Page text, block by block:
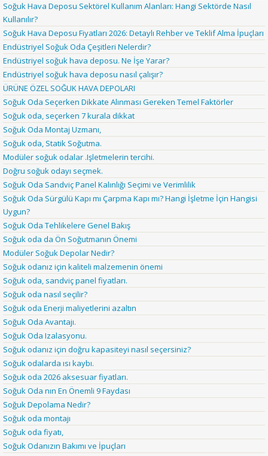
Soğuk Hava Deposu Sektörel Kullanım Alanları: Hangi Sektörde Nasıl
Kullanılır?
Soğuk Hava Deposu Fiyatları 2026: Detaylı Rehber ve Teklif Alma İpuçları
Endüstriyel Soğuk Oda Çeşitleri Nelerdir?
Endüstriyel soğuk hava deposu. Ne İşe Yarar?
Endüstriyel soğuk hava deposu nasıl çalışır?
ÜRÜNE ÖZEL SOĞUK HAVA DEPOLARI
Soğuk Oda Seçerken Dikkate Alınması Gereken Temel Faktörler
Soğuk oda, seçerken 7 kurala dikkat
Soğuk Oda Montaj Uzmanı,
Soğuk oda, Statik Soğutma.
Modüler soğuk odalar .Işletmelerin tercihi.
Doğru soğuk odayı seçmek.
Soğuk Oda Sandviç Panel Kalınlığı Seçimi ve Verimlilik
Soğuk Oda Sürgülü Kapı mı Çarpma Kapı mı? Hangi İşletme İçin Hangisi
Uygun?
Soğuk Oda Tehlikelere Genel Bakış
Soğuk oda da Ön Soğutmanın Önemi
Modüler Soğuk Depolar Nedir?
Soğuk odanız için kaliteli malzemenin önemi
Soğuk oda, sandviç panel fiyatları.
Soğuk oda nasıl seçilir?
Soğuk oda Enerji maliyetlerini azaltın
Soğuk Oda Avantajı.
Soğuk Oda Izalasyonu.
Soğuk odanız için doğru kapasiteyi nasıl seçersiniz?
Soğuk odalarda ısı kaybı.
Soğuk oda 2026 aksesuar fiyatları.
Soğuk Oda nın En Önemli 9 Faydası
Soğuk Depolama Nedir?
Soğuk oda montajı
Soğuk oda fiyatı,
Soğuk Odanızın Bakımı ve İpuçları